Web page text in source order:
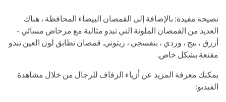
نصيحة مفيدة: بالإضافة إلى القمصان البيضاء المحافظة ، هناك
العديد من القمصان الملونة التي تبدو مثالية مع مرحاض مسائي -
أزرق ، بيج ، وردي ، بنفسجي ، زيتوني. قمصان تطابق لون العين تبدو
مقنعة بشكل خاص.
يمكنك معرفة المزيد عن أزياء الزفاف للرجال من خلال مشاهدة
الفيديو: